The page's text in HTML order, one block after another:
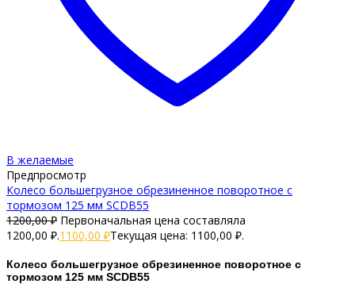
В желаемые
Предпросмотр
Колесо большегрузное обрезиненное поворотное с
тормозом 125 мм SCDB55
1200,00₽ Первоначальная цена составляла
1200,00 ₽.1100,00 ₽Текущая цена: 1100,00 ₽.
Колесо большегрузное обрезиненное поворотное с
тормозом 125 мм SCDB55